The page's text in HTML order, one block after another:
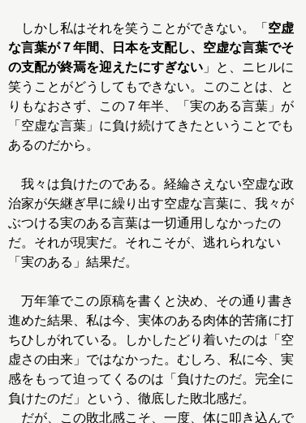
しかし私はそれを笑うことができない。「 空虚
な言葉が７年間、日本を支配し、空虚な言葉でそ
の支配が終焉を迎えたにすぎない 」と、ニヒルに
笑うことがどうしてもできない。このことは、と
りもなおさず、この７年半、「実のある言葉」が
「空虚な言葉」に負け続けてきたということでも
あるのだから。
我々は負けたのである。経綸さえない空虚な政
治家が矢継ぎ早に繰り出す空虚な言葉に、我々が
ぶつける実のある言葉は一切通用しなかったの
だ。それが現実だ。それこそが、逃れられない
「実のある」結果だ。
万年筆でこの原稿を書くと決め、その通り書き
進めた結果、私は今、実体のある肉体的苦痛に打
ちひしがれている。しかしたどり着いたのは「空
虚さの由来」ではなかった。むしろ、私に今、実
感をもって迫ってくるのは「負けたのだ。完全に
負けたのだ」という、徹底した敗北感だ。
だが、この敗北感こそ、一度、体に叩き込んで